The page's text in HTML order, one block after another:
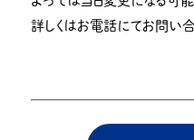
詳しくはお電話にてお問い合